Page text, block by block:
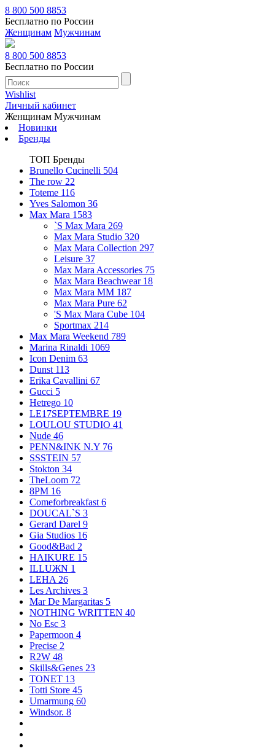
8 800 500 8853
Бесплатно по России
Женщинам Мужчинам
8 800 500 8853
Бесплатно по России
Wishlist
Личный кабинет
Женщинам Мужчинам
Новинки
Бренды
ТОП Бренды
Brunello Cucinelli 504
The row 22
Toteme 116
Yves Salomon 36
Max Mara 1583
`S Max Mara 269
Max Mara Studio 320
Max Mara Collection 297
Leisure 37
Max Mara Accessories 75
Max Mara Beachwear 18
Max Mara MM 187
Max Mara Pure 62
'S Max Mara Cube 104
Sportmax 214
Max Mara Weekend 789
Marina Rinaldi 1069
Icon Denim 63
Dunst 113
Erika Cavallini 67
Gucci 5
Hetrego 10
LE17SEPTEMBRE 19
LOULOU STUDIO 41
Nude 46
PENN&INK N.Y 76
SSSTEIN 57
Stokton 34
TheLoom 72
8PM 16
Comeforbreakfast 6
DOUCAL`S 3
Gerard Darel 9
Gia Studios 16
Good&Bad 2
HAIKURE 15
ILLUЖN 1
LEHA 26
Les Archives 3
Mar De Margaritas 5
NOTHING WRITTEN 40
No Esc 3
Papermoon 4
Precise 2
R2W 48
Skills&Genes 23
TONET 13
Totti Store 45
Umarmung 60
Windsor. 8